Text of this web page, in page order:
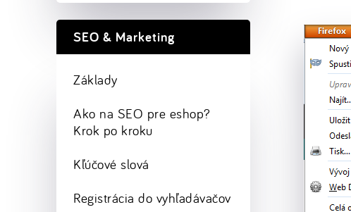
SEO & Marketing
Základy
Ako na SEO pre eshop?
Krok po kroku
Kľúčové slová
Registrácia do vyhľadávačov